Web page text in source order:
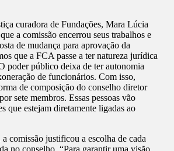
curadora de Fundações, Mara Lúcia
a comissão encerrou seus trabalhos e
de mudança para aprovação da
que a FCA passe a ter natureza jurídica
poder público deixa de ter autonomia
de funcionários. Com isso,
de composição do conselho diretor
sete membros. Essas pessoas vão
que estejam diretamente ligadas ao
comissão justificou a escolha de cada